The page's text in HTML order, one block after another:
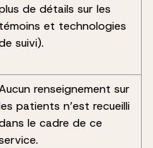
de détails sur les
témoins et technologies
suivi).
renseignement sur
patients n’est recueilli
le cadre de ce